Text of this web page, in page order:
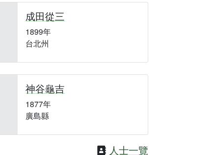
成田從三
1899年
台北州
神谷龜吉
1877年
廣島縣
人士一覽